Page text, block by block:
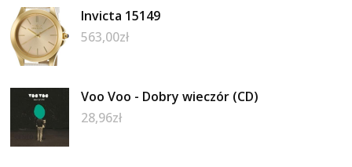
Invicta 15149
563,00zł
Voo Voo - Dobry wieczór (CD)
28,96zł